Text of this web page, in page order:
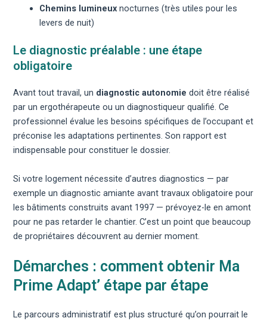
Chemins lumineux nocturnes (très utiles pour les
levers de nuit)
Le diagnostic préalable : une étape
obligatoire
Avant tout travail, un diagnostic autonomie doit être réalisé
par un ergothérapeute ou un diagnostiqueur qualifié. Ce
professionnel évalue les besoins spécifiques de l’occupant et
préconise les adaptations pertinentes. Son rapport est
indispensable pour constituer le dossier.
Si votre logement nécessite d’autres diagnostics — par
exemple undiagnostic amiante avant travaux obligatoire pour
les bâtiments construits avant 1997 — prévoyez-le en amont
pour ne pas retarder le chantier. C’est un point que beaucoup
de propriétaires découvrent au dernier moment.
Démarches : comment obtenir Ma
Prime Adapt’ étape par étape
Le parcours administratif est plus structuré qu’on pourrait le